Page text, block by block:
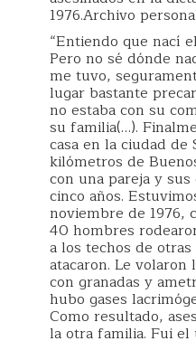
1976.Archivo
“Entiendo que nací
Pero no sé dónde
me tuvo,
lugar bastante
no estaba con su
su familia(…).
casa en la ciudad de
kilómetros de
con una pareja y
cinco años.
noviembre de 1976,
40 hombres
a los techos de
atacaron. Le volaron
con granadas y
hubo gases
Como resultado,
la otra familia. Fui el